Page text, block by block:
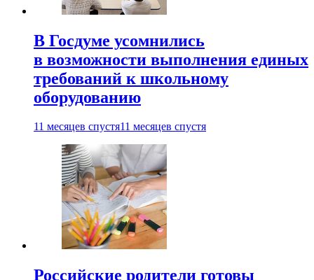
В Госдуме усомнились
в возможности выполнения единых
требований к школьному
оборудованию
11 месяцев спустя11 месяцев спустя
Российские родители готовы